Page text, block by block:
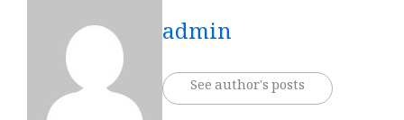
admin
See author's posts